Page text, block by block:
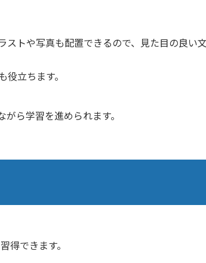
トや写真も配置できるので、見た目の良い
立ちます。
ら学習を進められます。
得できます。